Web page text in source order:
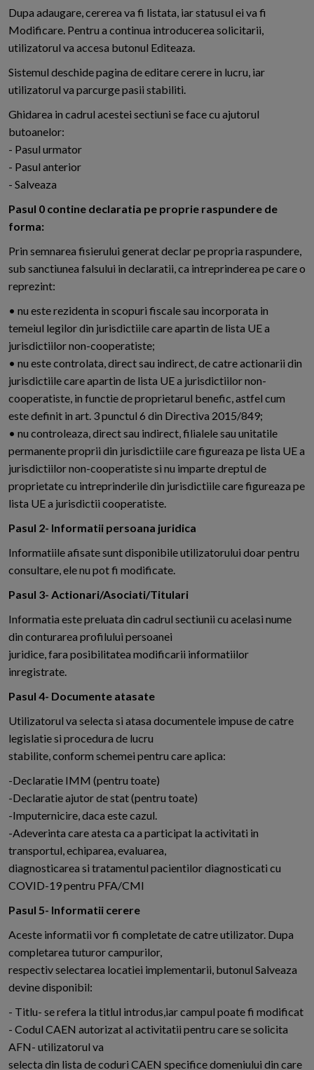
Dupa adaugare, cererea va fi listata, iar statusul ei va fi
Modificare. Pentru a continua introducerea solicitarii,
utilizatorul va accesa butonul Editeaza.
Sistemul deschide pagina de editare cerere in lucru, iar
utilizatorul va parcurge pasii stabiliti.
Ghidarea in cadrul acestei sectiuni se face cu ajutorul
butoanelor:
- Pasul urmator
- Pasul anterior
- Salveaza
Pasul 0 contine declaratia pe proprie raspundere de
forma:
Prin semnarea fisierului generat declar pe propria raspundere,
sub sanctiunea falsului in declaratii, ca intreprinderea pe care o
reprezint:
• nu este rezidenta in scopuri fiscale sau incorporata in
temeiul legilor din jurisdictiile care apartin de lista UE a
jurisdictiilor non-cooperatiste;
• nu este controlata, direct sau indirect, de catre actionarii din
jurisdictiile care apartin de lista UE a jurisdictiilor non-
cooperatiste, in functie de proprietarul benefic, astfel cum
este definit in art. 3 punctul 6 din Directiva 2015/849;
• nu controleaza, direct sau indirect, filialele sau unitatile
permanente proprii din jurisdictiile care figureaza pe lista UE a
jurisdictiilor non-cooperatiste si nu imparte dreptul de
proprietate cu intreprinderile din jurisdictiile care figureaza pe
lista UE a jurisdictii cooperatiste.
Pasul 2- Informatii persoana juridica
Informatiile afisate sunt disponibile utilizatorului doar pentru
consultare, ele nu pot fi modificate.
Pasul 3- Actionari/Asociati/Titulari
Informatia este preluata din cadrul sectiunii cu acelasi nume
din conturarea profilului persoanei
juridice, fara posibilitatea modificarii informatiilor
inregistrate.
Pasul 4- Documente atasate
Utilizatorul va selecta si atasa documentele impuse de catre
legislatie si procedura de lucru
stabilite, conform schemei pentru care aplica:
-Declaratie IMM (pentru toate)
-Declaratie ajutor de stat (pentru toate)
-Imputernicire, daca este cazul.
-Adeverinta care atesta ca a participat la activitati in
transportul, echiparea, evaluarea,
diagnosticarea si tratamentul pacientilor diagnosticati cu
COVID-19 pentru PFA/CMI
Pasul 5- Informatii cerere
Aceste informatii vor fi completate de catre utilizator. Dupa
completarea tuturor campurilor,
respectiv selectarea locatiei implementarii, butonul Salveaza
devine disponibil:
- Titlu- se refera la titlul introdus,iar campul poate fi modificat
- Codul CAEN autorizat al activitatii pentru care se solicita
AFN- utilizatorul va
selecta din lista de coduri CAEN specifice domeniului din care